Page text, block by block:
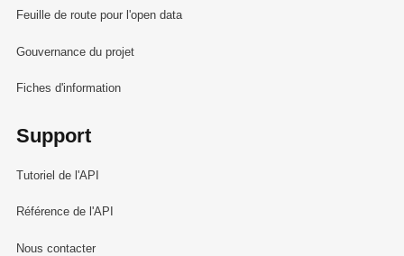
Feuille de route pour l'open data
Gouvernance du projet
Fiches d'information
Support
Tutoriel de l'API
Référence de l'API
Nous contacter